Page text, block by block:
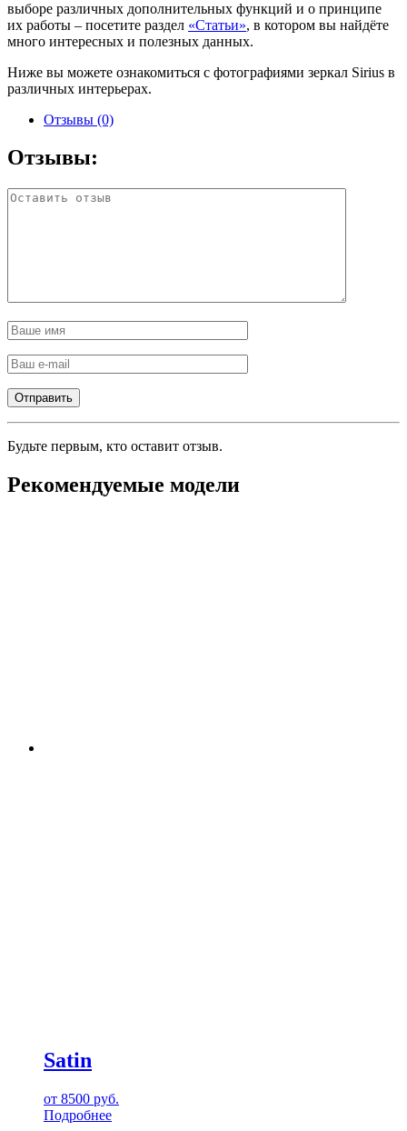
выборе различных дополнительных функций и о принципе
их работы – посетите раздел «Статьи», в котором вы найдёте
много интересных и полезных данных.
Ниже вы можете ознакомиться с фотографиями зеркал Sirius в
различных интерьерах.
Отзывы (0)
Отзывы:
Будьте первым, кто оставит отзыв.
Рекомендуемые модели
Satin
от 8500 руб.
Подробнее